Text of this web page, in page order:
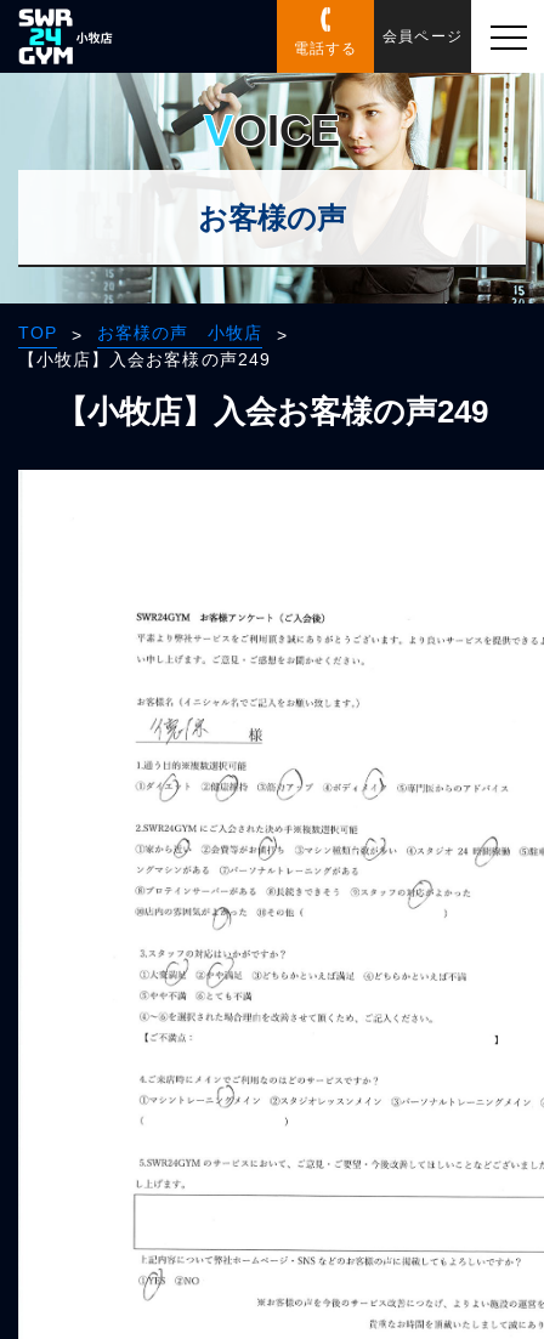
電話する
会員ページ
VOICE
お客様の声
TOP > お客様の声 小牧店
>
【小牧店】入会お客様の声249
【小牧店】入会お客様の声249